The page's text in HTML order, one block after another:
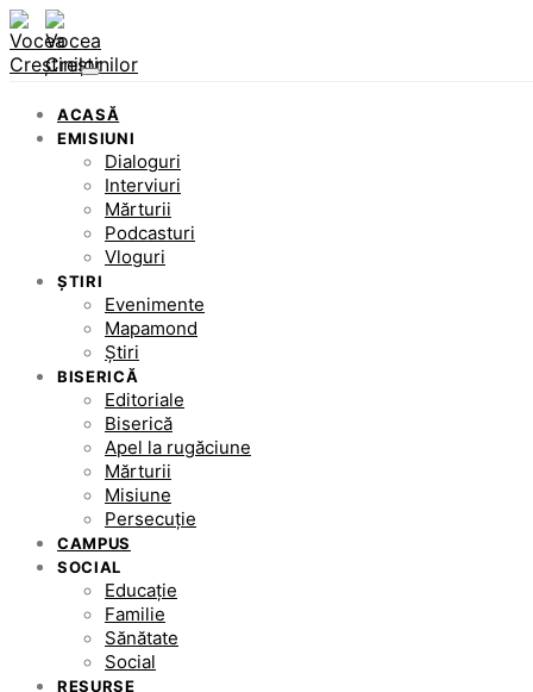
ACASĂ
EMISIUNI
Dialoguri
Interviuri
Mărturii
Podcasturi
Vloguri
ȘTIRI
Evenimente
Mapamond
Știri
BISERICĂ
Editoriale
Biserică
Apel la rugăciune
Mărturii
Misiune
Persecuție
CAMPUS
SOCIAL
Educație
Familie
Sănătate
Social
RESURSE